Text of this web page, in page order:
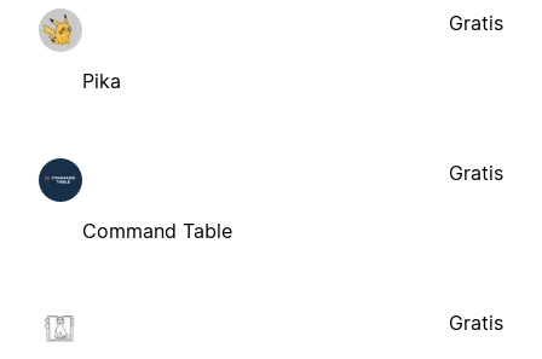
Pika
Gratis
Command Table
Gratis
Gratis